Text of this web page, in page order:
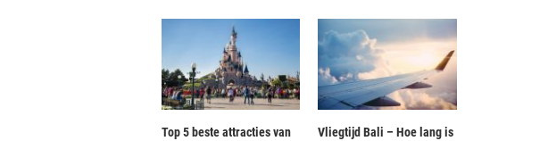
Top 5 beste attracties van
Vliegtijd Bali – Hoe lang is